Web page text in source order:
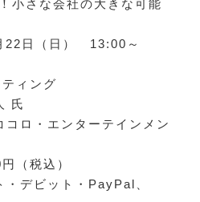
さな会社の大きな可能
22日（日） 13:00～
ィング
氏
エンターテインメン
（税込）
デビット・PayPal、